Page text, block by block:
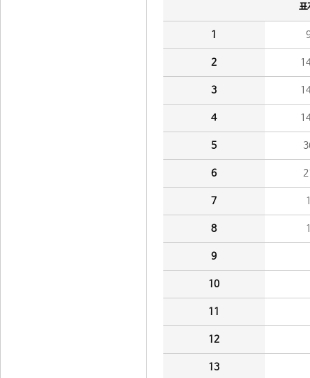
표
1
2
3
4
5
6
7
8
9
10
11
12
13